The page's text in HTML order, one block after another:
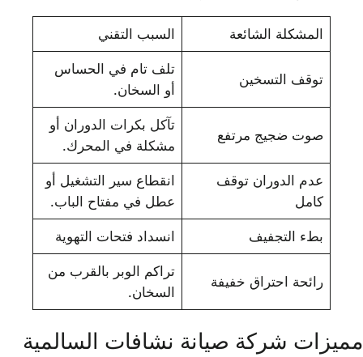
المشكلة الشائعة السبب التقني
توقف التسخين
تلف تام في الحساس
أو السخان.
صوت ضجيج مرتفع
تآكل بكرات الدوران أو
مشكلة في المحرك.
عدم الدوران توقف
كامل
انقطاع سير التشغيل أو
عطل في مفتاح الباب.
بطء التجفيف انسداد فتحات التهوية
رائحة احتراق خفيفة
تراكم الوبر بالقرب من
السخان.
مميزات شركة صيانة نشافات السالمية